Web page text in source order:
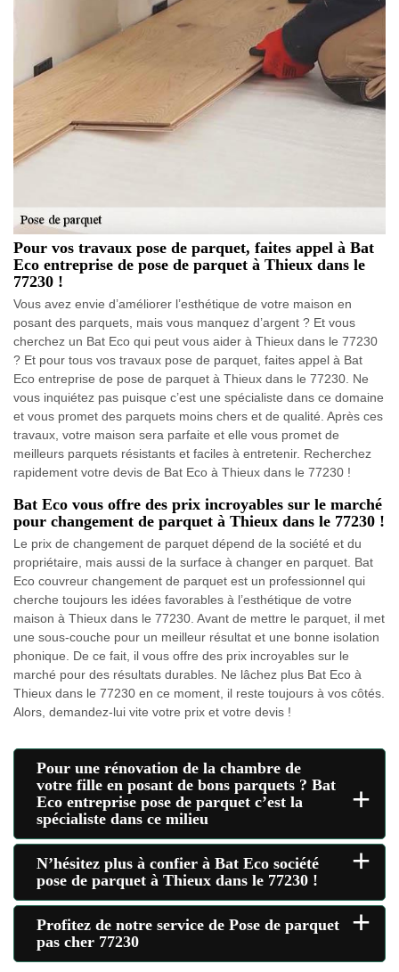
Pour vos travaux pose de parquet, faites appel à Bat
Eco entreprise de pose de parquet à Thieux dans le
77230 !
Vous avez envie d’améliorer l’esthétique de votre maison en
posant des parquets, mais vous manquez d’argent ? Et vous
cherchez un Bat Eco qui peut vous aider à Thieux dans le 77230
? Et pour tous vos travaux pose de parquet, faites appel à Bat
Eco entreprise de pose de parquet à Thieux dans le 77230. Ne
vous inquiétez pas puisque c’est une spécialiste dans ce domaine
et vous promet des parquets moins chers et de qualité. Après ces
travaux, votre maison sera parfaite et elle vous promet de
meilleurs parquets résistants et faciles à entretenir. Recherchez
rapidement votre devis de Bat Eco à Thieux dans le 77230 !
Bat Eco vous offre des prix incroyables sur le marché
pour changement de parquet à Thieux dans le 77230 !
Le prix de changement de parquet dépend de la société et du
propriétaire, mais aussi de la surface à changer en parquet. Bat
Eco couvreur changement de parquet est un professionnel qui
cherche toujours les idées favorables à l’esthétique de votre
maison à Thieux dans le 77230. Avant de mettre le parquet, il met
une sous-couche pour un meilleur résultat et une bonne isolation
phonique. De ce fait, il vous offre des prix incroyables sur le
marché pour des résultats durables. Ne lâchez plus Bat Eco à
Thieux dans le 77230 en ce moment, il reste toujours à vos côtés.
Alors, demandez-lui vite votre prix et votre devis !
Pour une rénovation de la chambre de
votre fille en posant de bons parquets ? Bat
Eco entreprise pose de parquet c’est la
spécialiste dans ce milieu
+
N’hésitez plus à confier à Bat Eco société
pose de parquet à Thieux dans le 77230 !
+
Profitez de notre service de Pose de parquet
pas cher 77230
+